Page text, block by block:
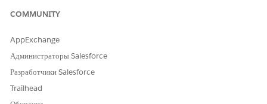
Введите имя потока и API и нажмите «
ЭТА СТАТЬЯ РЕШИЛА ВАШУ ПРОБЛЕМУ?
Оставьте свой отзыв, чтобы мы могли стать лучше!
COMMUNITY
AppExchange
Администраторы Salesforce
Разработчики Salesforce
Trailhead